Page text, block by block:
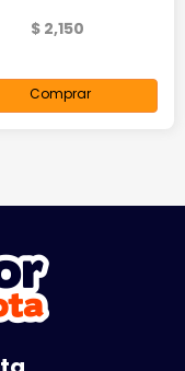
$ 2,150
Comprar